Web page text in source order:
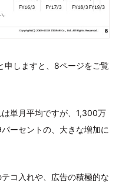
申しますと、8ページをご覧
単月平均ですが、1,300万
ーセントの、大きな増加に
コ入れや、広告の積極的な